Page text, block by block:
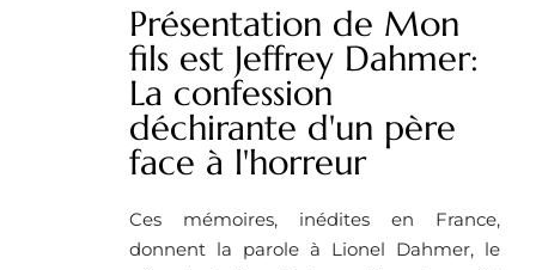
Présentation de Mon
fils est Jeffrey Dahmer:
La confession
déchirante d'un père
face à l'horreur
Ces mémoires, inédites en France,
donnent la parole à Lionel Dahmer, le